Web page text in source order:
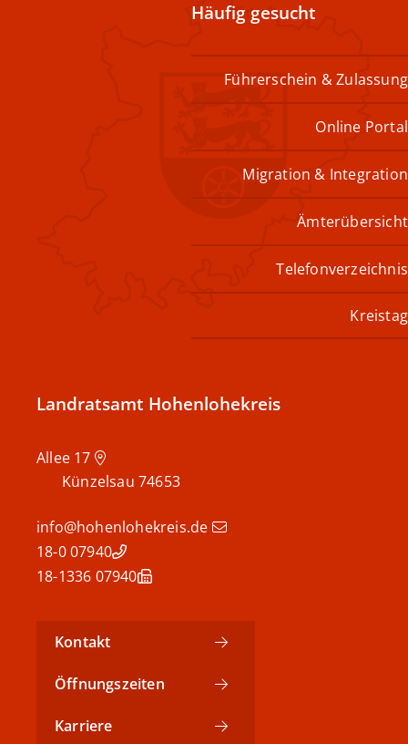
Häufig gesucht
Führerschein & Zulassung
Online Portal
Migration & Integration
Ämterübersicht
Telefonverzeichnis
Kreistag
Landratsamt Hohenlohekreis
74653
Künzelsau
info@hohenlohekreis.de
07940 18-0
07940 18-1336
Kontakt
Öffnungszeiten
Karriere